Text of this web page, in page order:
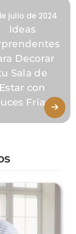
julio de 2024
Ideas
Decorar
Sala de
Estar con
Frías